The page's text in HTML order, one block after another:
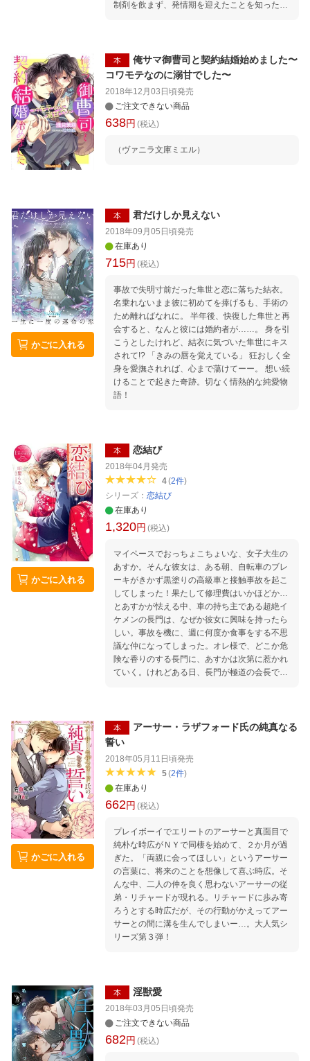
制剤を飲まず、発情期を迎えたことを知った二
本
俺サマ御曹司と契約結婚始めました〜
コワモテなのに溺甘でした〜
2018年12月03日頃発売
ご注文できない商品
638円 (税込)
（ヴァニラ文庫ミエル）
かごに入れる
本 君だけしか見えない
2018年09月05日頃発売
在庫あり
715円 (税込)
事故で失明寸前だった隼世と恋に落ちた結衣。
名乗れないまま彼に初めてを捧げるも、手術の
ため離ればなれに。 半年後、快復した隼世と再
会すると、なんと彼には婚約者が……。 身を引
こうとしたけれど、結衣に気づいた隼世にキス
されて!? 「きみの唇を覚えている」 狂おしく全
身を愛撫されれば、心まで蕩けてーー。 想い続
けることで起きた奇跡。切なく情熱的な純愛物
語！
かごに入れる
本 恋結び
2018年04月 発売
4(2件)
シリーズ： 恋結び
在庫あり
1,320円 (税込)
マイペースでおっちょこちょいな、女子大生の
あすか。そんな彼女は、ある朝、自転車のブレ
ーキがきかず黒塗りの高級車と接触事故を起こ
してしまった！果たして修理費はいかほどか…
とあすかが怯える中、車の持ち主である超絶イ
ケメンの長門は、なぜか彼女に興味を持ったら
しい。事故を機に、週に何度か食事をする不思
議な仲になってしまった。オレ様で、どこか危
険な香りのする長門に、あすかは次第に惹かれ
ていく。けれどある日、長門が極道の会長であ
かごに入れる
本
アーサー・ラザフォード氏の純真なる
誓い
2018年05月11日頃発売
5(2件)
在庫あり
662円 (税込)
プレイボーイでエリートのアーサーと真面目で
純朴な時広がＮＹで同棲を始めて、２か月が過
ぎた。「両親に会ってほしい」というアーサー
の言葉に、将来のことを想像して喜ぶ時広。そ
んな中、二人の仲を良く思わないアーサーの従
弟・リチャードが現れる。リチャードに歩み寄
ろうとする時広だが、その行動がかえってアー
サーとの間に溝を生んでしまいー…。大人気シ
リーズ第３弾！
本 淫獣愛
2018年03月05日頃発売
ご注文できない商品
682円 (税込)